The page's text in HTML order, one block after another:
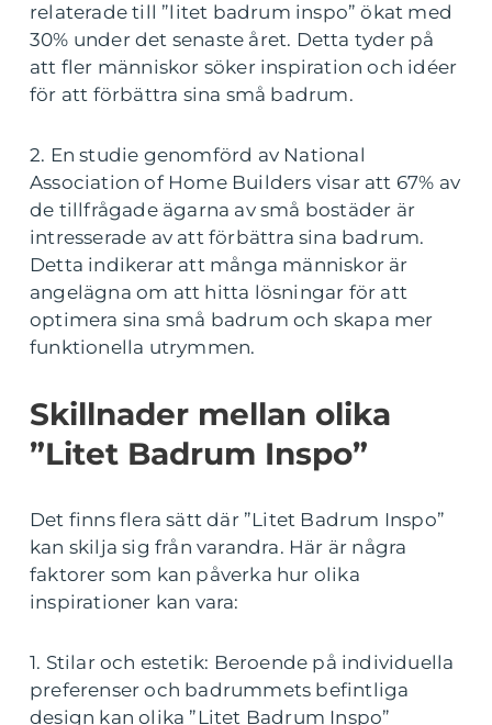
relaterade till ”litet badrum inspo” ökat med
30% under det senaste året. Detta tyder på
att fler människor söker inspiration och idéer
för att förbättra sina små badrum.
2. En studie genomförd av National
Association of Home Builders visar att 67% av
de tillfrågade ägarna av små bostäder är
intresserade av att förbättra sina badrum.
Detta indikerar att många människor är
angelägna om att hitta lösningar för att
optimera sina små badrum och skapa mer
funktionella utrymmen.
Skillnader mellan olika
”Litet Badrum Inspo”
Det finns flera sätt där ”Litet Badrum Inspo”
kan skilja sig från varandra. Här är några
faktorer som kan påverka hur olika
inspirationer kan vara:
1. Stilar och estetik: Beroende på individuella
preferenser och badrummets befintliga
design kan olika ”Litet Badrum Inspo”